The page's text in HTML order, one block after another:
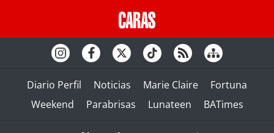
Diario Perfil Noticias Marie Claire
Fortuna
Weekend
Parabrisas Lunateen BATimes